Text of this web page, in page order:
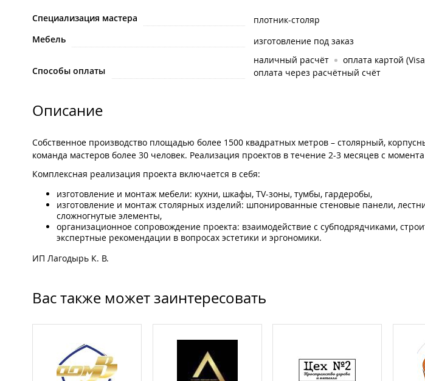
Специализация мастера
плотник-столяр
Мебель
изготовление под заказ
Способы оплаты
наличный расчёт оплата картой
оплата через расчётный счёт
Описание
Собственное производство площадью более 1500 квадратных метров – столярный,
команда мастеров более 30 человек. Реализация проектов в течение 2-3 месяцев с
Комплексная реализация проекта включается в себя:
изготовление и монтаж мебели: кухни, шкафы, TV-зоны, тумбы, гардеробы,
изготовление и монтаж столярных изделий: шпонированные стеновые панели,
сложногнутые элементы,
организационное сопровождение проекта: взаимодействие с субподрядчиками,
экспертные рекомендации в вопросах эстетики и эргономики.
ИП Лагодырь К. В.
Вас также может заинтересовать